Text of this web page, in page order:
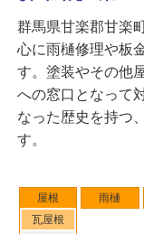
屋根
瓦屋根
雨樋
群馬県甘楽郡甘楽
心に雨樋修理や板
す。塗装やその他
への窓口となって
なった歴史を持つ
す。